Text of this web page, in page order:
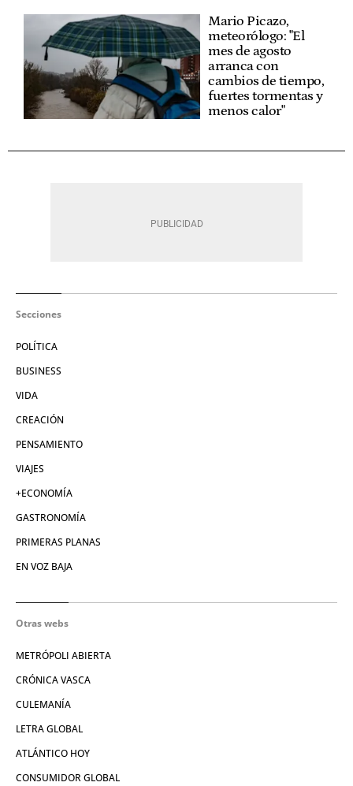
Mario Picazo,
meteorólogo: "El
mes de agosto
arranca con
cambios de tiempo,
fuertes tormentas y
menos calor"
Secciones
POLÍTICA
BUSINESS
VIDA
CREACIÓN
PENSAMIENTO
VIAJES
+ECONOMÍA
GASTRONOMÍA
PRIMERAS PLANAS
EN VOZ BAJA
Otras webs
METRÓPOLI ABIERTA
CRÓNICA VASCA
CULEMANÍA
LETRA GLOBAL
ATLÁNTICO HOY
CONSUMIDOR GLOBAL